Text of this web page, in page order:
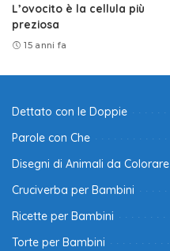
L’ovocito è la cellula più
preziosa
15 anni fa
Dettato con le Doppie
Parole con Che
Disegni di Animali da Colorare
Cruciverba per Bambini
Ricette per Bambini
Torte per Bambini